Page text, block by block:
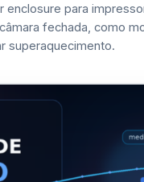
enclosure para
fechada, como
superaquecimento.